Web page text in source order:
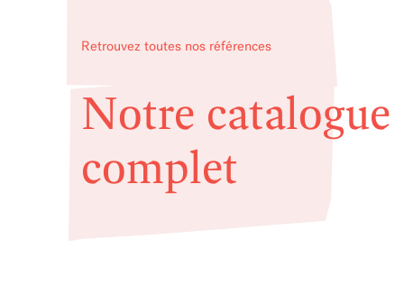
Retrouvez toutes nos références
Notre catalogue
complet